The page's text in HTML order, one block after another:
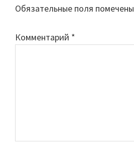
Обязательные поля помечены
Комментарий *